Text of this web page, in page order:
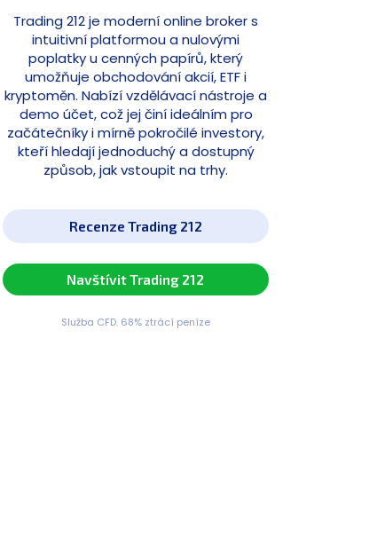
Trading 212 je moderní online broker s
intuitivní platformou a nulovými
poplatky u cenných papírů, který
umožňuje obchodování akcií, ETF i
kryptoměn. Nabízí vzdělávací nástroje a
demo účet, což jej činí ideálním pro
začátečníky i mírně pokročilé investory,
kteří hledají jednoduchý a dostupný
způsob, jak vstoupit na trhy.
Recenze Trading 212
Navštívit Trading 212
Služba CFD. 68% ztrácí peníze